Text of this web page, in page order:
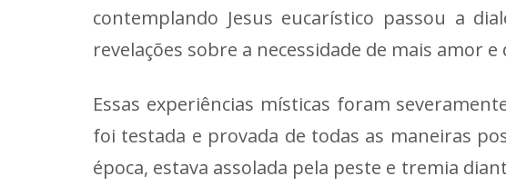
contemplando Jesus eucarístico passou a
revelações sobre a necessidade de mais amor e
Essas experiências místicas foram
foi testada e provada de todas as maneiras
época, estava assolada pela peste e tremia